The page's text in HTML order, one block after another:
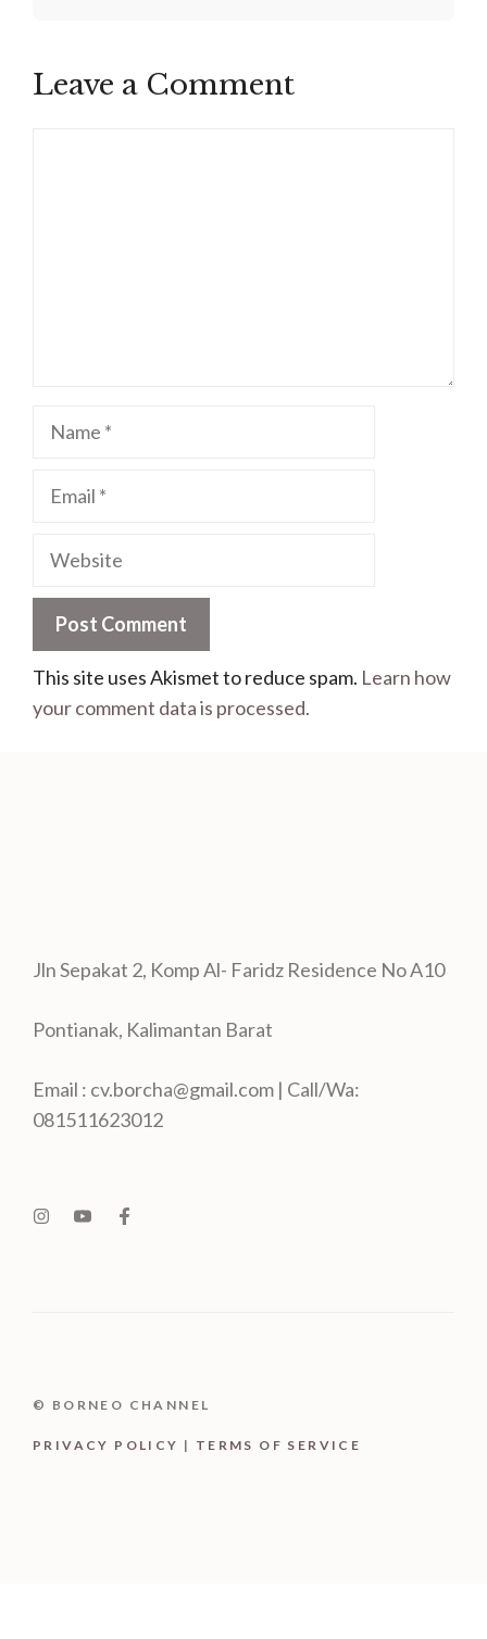
Leave a Comment
This site uses Akismet to reduce spam. Learn how
your comment data is processed.
Jln Sepakat 2, Komp Al- Faridz Residence No A10
Pontianak, Kalimantan Barat
Email : cv.borcha@gmail.com | Call/Wa:
081511623012
© BORNEO CHANNEL
PRIVACY POLICY | TERMS OF SERVICE